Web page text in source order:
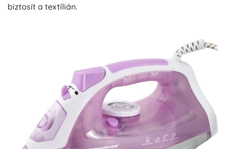
biztosít a textílián.